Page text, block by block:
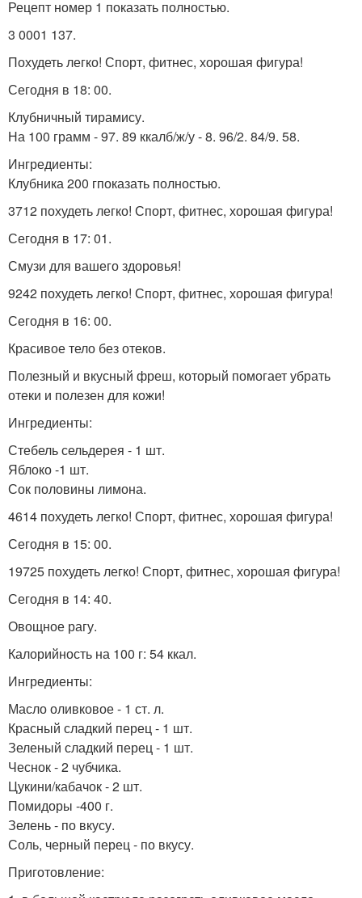
Рецепт номер 1 показать полностью.
3 0001 137.
Похудеть легко! Спорт, фитнес, хорошая фигура!
Сегодня в 18: 00.
Клубничный тирамису.
На 100 грамм - 97. 89 ккалб/ж/у - 8. 96/2. 84/9. 58.
Ингредиенты:
Клубника 200 гпоказать полностью.
3712 похудеть легко! Спорт, фитнес, хорошая фигура!
Сегодня в 17: 01.
Смузи для вашего здоровья!
9242 похудеть легко! Спорт, фитнес, хорошая фигура!
Сегодня в 16: 00.
Красивое тело без отеков.
Полезный и вкусный фреш, который помогает убрать
отеки и полезен для кожи!
Ингредиенты:
Стебель сельдерея - 1 шт.
Яблоко -1 шт.
Сок половины лимона.
4614 похудеть легко! Спорт, фитнес, хорошая фигура!
Сегодня в 15: 00.
19725 похудеть легко! Спорт, фитнес, хорошая фигура!
Сегодня в 14: 40.
Овощное рагу.
Калорийность на 100 г: 54 ккал.
Ингредиенты:
Масло оливковое - 1 ст. л.
Красный сладкий перец - 1 шт.
Зеленый сладкий перец - 1 шт.
Чеснок - 2 чубчика.
Цукини/кабачок - 2 шт.
Помидоры -400 г.
Зелень - по вкусу.
Соль, черный перец - по вкусу.
Приготовление: